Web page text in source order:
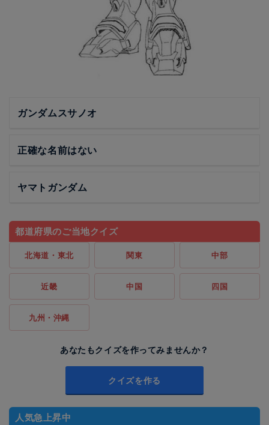
ガンダムスサノオ
正確な名前はない
ヤマトガンダム
都道府県のご当地クイズ
北海道・東北 関東 中部
近畿 中国 四国
九州・沖縄
あなたもクイズを作ってみませんか？
クイズを作る
人気急上昇中